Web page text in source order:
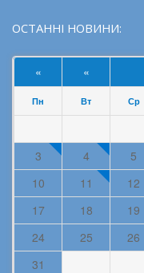
ОСТАННІ НОВИНИ:
« «
Пн Вт Ср
3
4 5
10
11 12
17
18 19
24
25 26
31